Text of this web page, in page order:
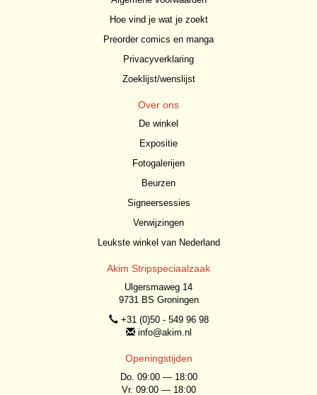
Hoe vind je wat je zoekt
Preorder comics en manga
Privacyverklaring
Zoeklijst/wenslijst
Over ons
De winkel
Expositie
Fotogalerijen
Beurzen
Signeersessies
Verwijzingen
Leukste winkel van Nederland
Akim Stripspeciaalzaak
Ulgersmaweg 14
9731 BS Groningen
+31 (0)50 - 549 96 98
info@akim.nl
Openingstijden
Do. 09:00 — 18:00
Vr. 09:00 — 18:00